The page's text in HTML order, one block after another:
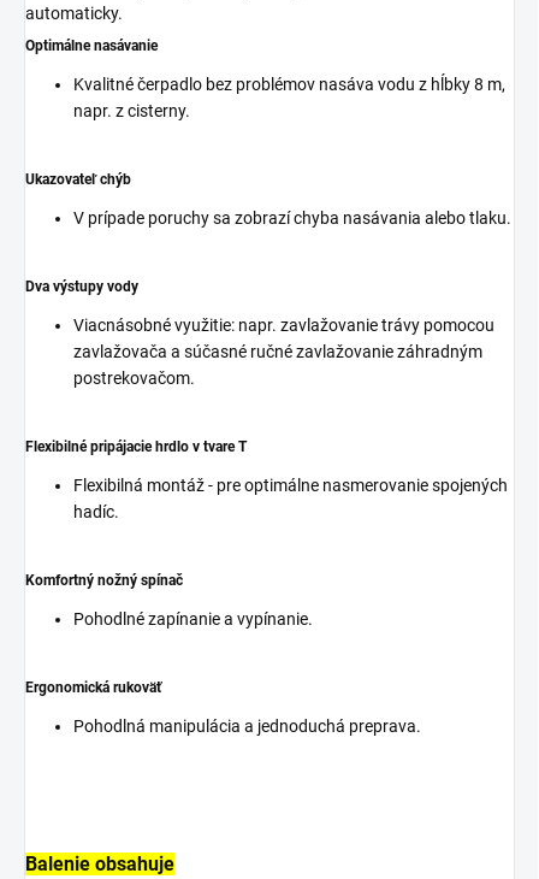
automaticky.
Optimálne nasávanie
Kvalitné čerpadlo bez problémov nasáva vodu z hĺbky 8 m,
napr. z cisterny.
Ukazovateľ chýb
V prípade poruchy sa zobrazí chyba nasávania alebo tlaku.
Dva výstupy vody
Viacnásobné využitie: napr. zavlažovanie trávy pomocou
zavlažovača a súčasné ručné zavlažovanie záhradným
postrekovačom.
Flexibilné pripájacie hrdlo v tvare T
Flexibilná montáž - pre optimálne nasmerovanie spojených
hadíc.
Komfortný nožný spínač
Pohodlné zapínanie a vypínanie.
Ergonomická rukoväť
Pohodlná manipulácia a jednoduchá preprava.
Balenie obsahuje